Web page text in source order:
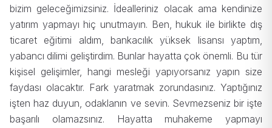
bizim geleceğimizsiniz. İdealleriniz olacak ama kendinize
yatırım yapmayı hiç unutmayın. Ben, hukuk ile birlikte dış
ticaret eğitimi aldım, bankacılık yüksek lisansı yaptım,
yabancı dilimi geliştirdim. Bunlar hayatta çok önemli. Bu tür
kişisel gelişimler, hangi mesleği yapıyorsanız yapın size
faydası olacaktır. Fark yaratmak zorundasınız. Yaptığınız
işten haz duyun, odaklanın ve sevin. Sevmezseniz bir işte
başarılı olamazsınız. Hayatta muhakeme yapmayı